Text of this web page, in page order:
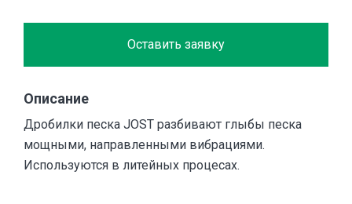
Оставить заявку
Описание
Дробилки песка JOST разбивают глыбы песка
мощными, направленными вибрациями.
Используются в литейных процесах.